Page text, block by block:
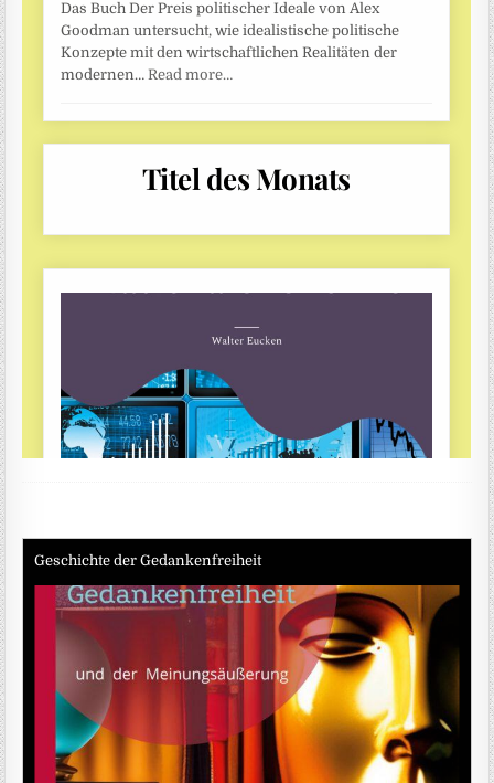
Geschichte der Gedankenfreiheit